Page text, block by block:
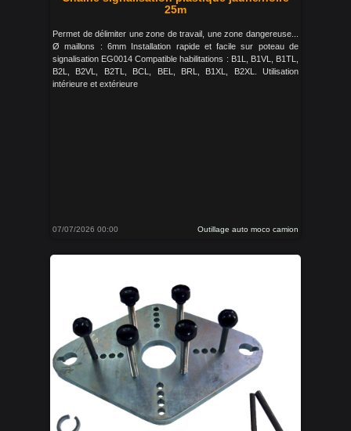
25m
Permet de délimiter une zone de travail, une zone dangereuse...
Ø maillons : 6mm Installation rapide et facile sur poteau de
signalisation EG0014 Compatible habilitations : B1L, B1VL, B1TL,
B2L, B2VL, B2TL, BCL, BEL, BRL, B1XL, B2XL. Utilisation
intérieure et extérieure
07/07/2026 00:00 Outillage auto moco camion